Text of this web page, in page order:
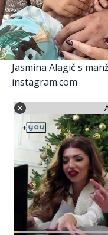
Jasmina Alagič s
instagram.com